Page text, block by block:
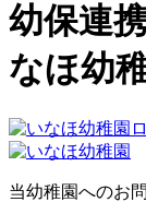
幼保連
なほ幼
当幼稚園へのお